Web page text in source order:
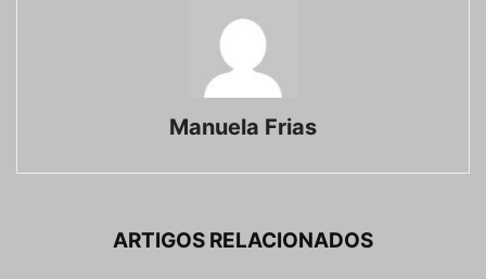
Manuela Frias
ARTIGOS RELACIONADOS